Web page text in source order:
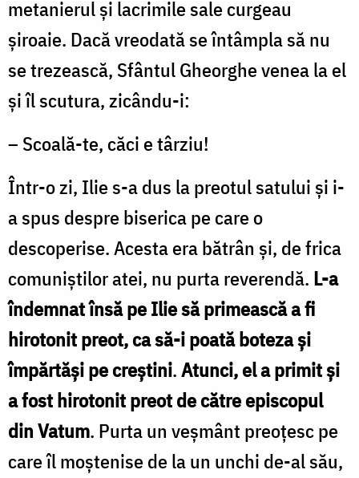
metanierul şi lacrimile sale curgeau
şiroaie. Dacă vreodată se întâmpla să nu
se trezească, Sfântul Gheorghe venea la el
şi îl scutura, zicându-i:
– Scoală-te, căci e târziu!
Într-o zi, Ilie s-a dus la preotul satului şi i-
a spus despre biserica pe care o
descoperise. Acesta era bătrân şi, de frica
comuniştilor atei, nu purta reverendă. L-a
îndemnat însă pe Ilie să primească a fi
hirotonit preot, ca să-i poată boteza şi
împărtăşi pe creştini.Atunci, el a primit şi
a fost hirotonit preot de către episcopul
din Vatum. Purta un veşmânt preoţesc pe
care îl moştenise de la un unchi de-al său,